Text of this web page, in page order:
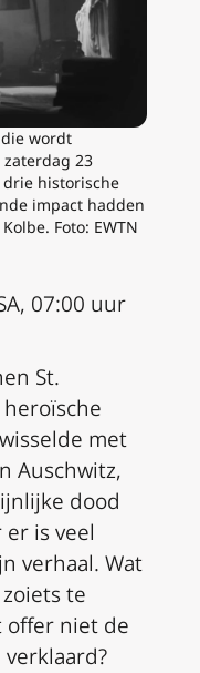
die wordt
23
drie historische
impact hadden
Foto: EWTN
07:00 uur
St.
met
Auschwitz,
dood
is veel
verhaal. Wat
te
offer niet de